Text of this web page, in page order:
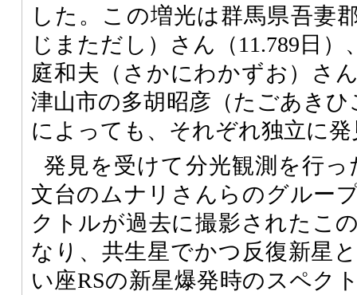
した。この増光は群馬県吾妻
じまただし）さん（11.789日
庭和夫（さかにわかずお）さ
津山市の多胡昭彦（たごあきひ
によっても、それぞれ独立に
発見を受けて分光観測を行
文台のムナリさんらのグルー
クトルが過去に撮影されたこ
なり、共生星でかつ反復新星
い座RSの新星爆発時のスペク